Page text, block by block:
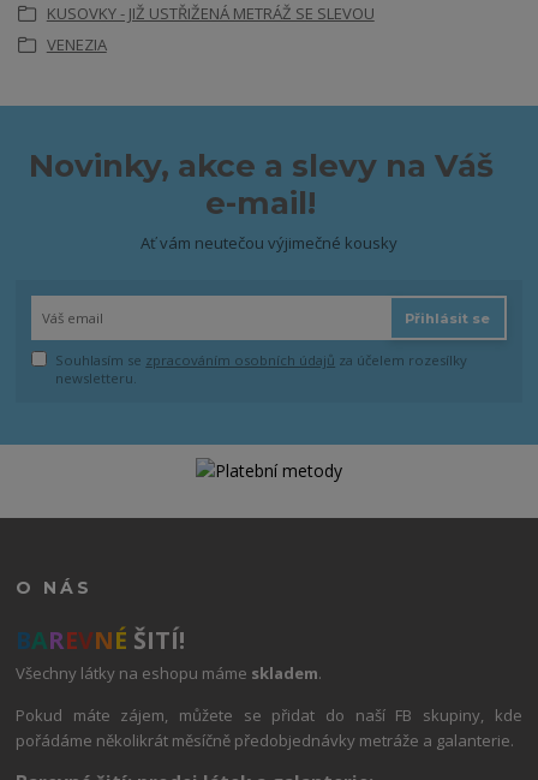
KUSOVKY - JIŽ USTŘIŽENÁ METRÁŽ SE SLEVOU
VENEZIA
Novinky, akce a slevy na Váš
e-mail!
Ať vám neutečou výjimečné kousky
Přihlásit se
Souhlasím se zpracováním osobních údajů za účelem rozesílky
newsletteru.
O NÁS
BAREVNÉ ŠITÍ!
Všechny látky na eshopu máme skladem.
Pokud máte zájem, můžete se přidat do naší FB skupiny, kde
pořádáme několikrát měsíčně předobjednávky metráže a galanterie.